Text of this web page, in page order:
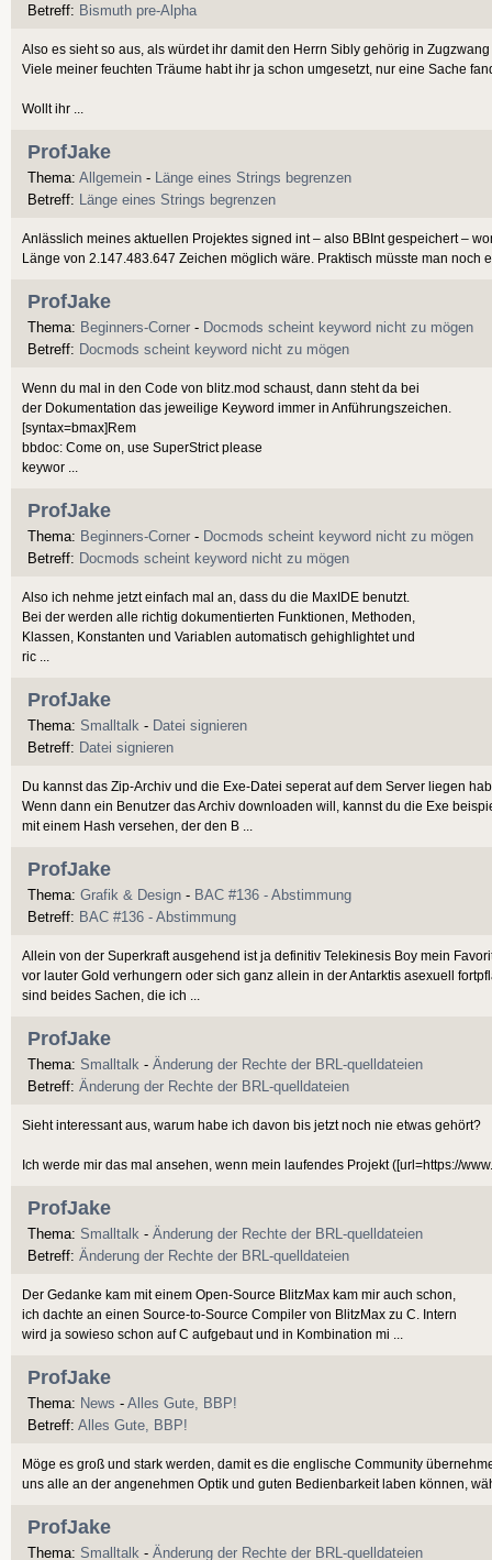
Betreff: Bismuth pre-Alpha
Also es sieht so aus, als würdet ihr damit den Herrn Sibly gehörig in
Viele meiner feuchten Träume habt ihr ja schon umgesetzt, nur eine Sache
Wollt ihr ...
ProfJake
Thema: Allgemein -
Länge eines Strings begrenzen
Betreff:
Länge eines Strings begrenzen
Anlässlich meines aktuellen Projektes signed int – also BBInt gespeichert –
Länge von 2.147.483.647 Zeichen möglich wäre. Praktisch müsste man noch
ProfJake
Thema: Beginners-Corner - Docmods scheint keyword nicht zu mögen
Betreff: Docmods scheint keyword nicht zu mögen
Wenn du mal in den Code von blitz.mod schaust, dann steht da bei
der Dokumentation das jeweilige Keyword immer in Anführungszeichen.
[syntax=bmax]Rem
bbdoc: Come on, use SuperStrict please
keywor ...
ProfJake
Thema: Beginners-Corner - Docmods scheint keyword nicht zu mögen
Betreff: Docmods scheint keyword nicht zu mögen
Also ich nehme jetzt einfach mal an, dass du die MaxIDE benutzt.
Bei der werden alle richtig dokumentierten Funktionen, Methoden,
Klassen, Konstanten und Variablen automatisch gehighlightet und
ric ...
ProfJake
Thema: Smalltalk - Datei signieren
Betreff: Datei signieren
Du kannst das Zip-Archiv und die Exe-Datei seperat auf dem Server liegen
Wenn dann ein Benutzer das Archiv downloaden will, kannst du die Exe
mit einem Hash versehen, der den B ...
ProfJake
Thema: Grafik & Design - BAC #136 - Abstimmung
Betreff: BAC #136 - Abstimmung
Allein von der Superkraft ausgehend ist ja definitiv Telekinesis Boy mein
vor lauter Gold verhungern oder sich ganz allein in der Antarktis asexuell
sind beides Sachen, die ich ...
ProfJake
Thema: Smalltalk - Änderung der Rechte der BRL-quelldateien
Betreff: Änderung der Rechte der BRL-quelldateien
Sieht interessant aus, warum habe ich davon bis jetzt noch nie etwas gehört?
Ich werde mir das mal ansehen, wenn mein laufendes Projekt ([url=https://
ProfJake
Thema: Smalltalk - Änderung der Rechte der BRL-quelldateien
Betreff: Änderung der Rechte der BRL-quelldateien
Der Gedanke kam mit einem Open-Source BlitzMax kam mir auch schon,
ich dachte an einen Source-to-Source Compiler von BlitzMax zu C. Intern
wird ja sowieso schon auf C aufgebaut und in Kombination mi ...
ProfJake
Thema: News - Alles Gute, BBP!
Betreff: Alles Gute, BBP!
Möge es groß und stark werden, damit es die englische Community
uns alle an der angenehmen Optik und guten Bedienbarkeit laben können,
ProfJake
Thema: Smalltalk - Änderung der Rechte der BRL-quelldateien